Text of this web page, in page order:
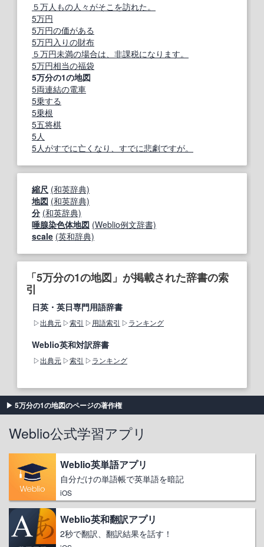
５万人もの人々がそこを訪れた。
5万円
5万円の価がある
5万円入りの財布
５万円未満の場合は、非課税になります。
5万円相当の福袋
5万分の1の地図
5両連結の電車
5乗する
5乗根
5五将棋
5人
5人がすでに亡くなり、すでに悲劇ですが。
縮尺 (和英辞典)
地図 (和英辞典)
分 (和英辞典)
唾腺染色体地図 (Weblio例文辞書)
scale (英和辞典)
「5万分の1の地図」が掲載された辞書の索
引
日英・英日専門用語辞書
出典元 索引 用語索引 ランキング
Weblio英和対訳辞書
出典元 索引 ランキング
5万分の1の地図のページの著作権
Weblio公式学習アプリ
Weblio英単語アプリ
自分だけの単語帳で英単語を暗記
iOS
Weblio英和翻訳アプリ
2秒で翻訳、翻訳結果を話す！